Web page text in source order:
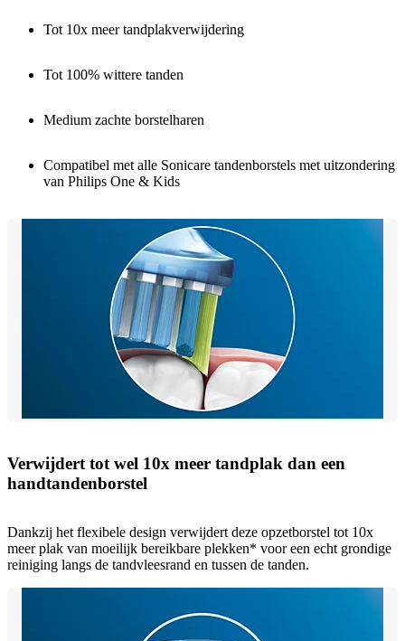
Tot 10x meer tandplakverwijdering
Tot 100% wittere tanden
Medium zachte borstelharen
Compatibel met alle Sonicare tandenborstels met uitzondering
van Philips One & Kids
Verwijdert tot wel 10x meer tandplak dan een
handtandenborstel
Dankzij het flexibele design verwijdert deze opzetborstel tot 10x
meer plak van moeilijk bereikbare plekken* voor een echt grondige
reiniging langs de tandvleesrand en tussen de tanden.